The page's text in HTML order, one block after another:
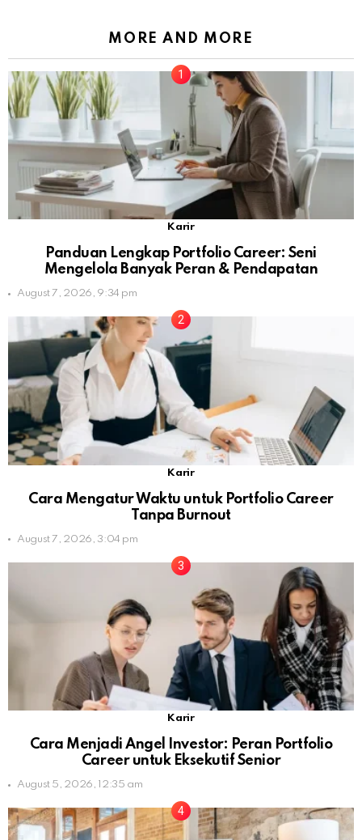
MORE AND MORE
Karir
Panduan Lengkap Portfolio Career: Seni
Mengelola Banyak Peran & Pendapatan
August 7, 2026, 9:34 pm
Karir
Cara Mengatur Waktu untuk Portfolio Career
Tanpa Burnout
August 7, 2026, 3:04 pm
Karir
Cara Menjadi Angel Investor: Peran Portfolio
Career untuk Eksekutif Senior
August 5, 2026, 12:35 am